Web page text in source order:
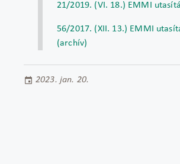
21/2019. (VI. 18.) EMMI
56/2017. (XII. 13.) EMMI
(archív)
2023. jan. 20.